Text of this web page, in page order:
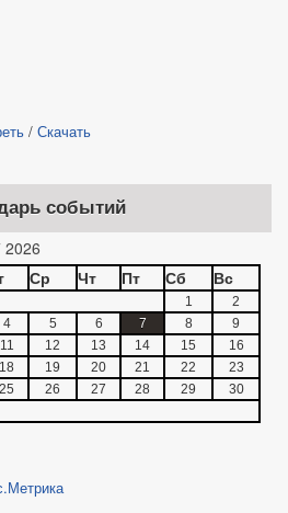
/ Скачать
событий
Ср Чт Пт Сб Вс
1
2
4
5 6 7 8
9
11
12 13 14 15
16
18
19 20 21 22
23
25
26 27 28 29 30